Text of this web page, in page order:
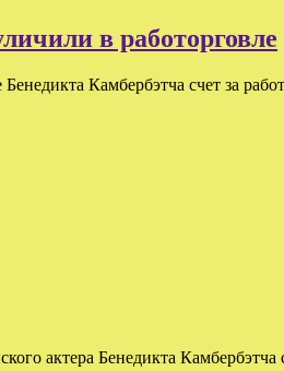
в работорговле
Камбербэтча счет за
актера Бенедикта